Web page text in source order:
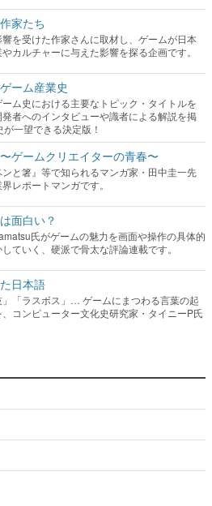
ーム産業史
ム史における主要なトピック・タイトルを
者へのインタビューや識者による解説を掲
ゲームクリエイターの青春〜
と箸』等で知られるマンガ家・田中圭一先
レポートマンガです。
面白い？
氏がゲームの魅力を画面や操作の具体的
ていく、硬派で骨太な評論連載です。
日本語
「ラスボス」… ゲームにまつわる言葉の起
コンピューター文化史研究家・タイニーP氏